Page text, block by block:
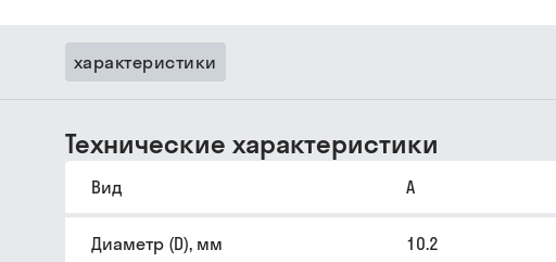
характеристики
Технические характеристики
Вид A
Диаметр (D), мм 10.2